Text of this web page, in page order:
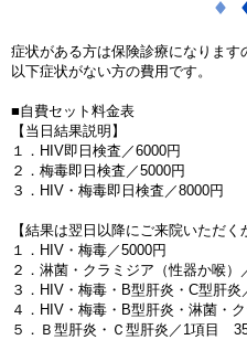
症状がある方は保険診療になります
以下症状がない方の費用です。
■自費セット料金表
【当日結果説明】
１．HIV即日検査／6000円
２．梅毒即日検査／5000円
３．HIV・梅毒即日検査／8000円
【結果は翌日以降にご来院いただく
１．HIV・梅毒／5000円
２．淋菌・クラミジア（性器か喉
３．HIV・梅毒・B型肝炎
４．HIV・梅毒・B型肝炎・淋菌・
５．Ｂ型肝炎・Ｃ型肝炎／1項目